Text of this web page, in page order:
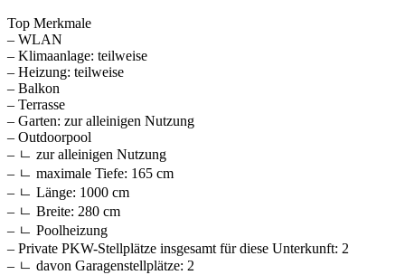
Top Merkmale
– WLAN
– Klimaanlage: teilweise
– Heizung: teilweise
– Balkon
– Terrasse
– Garten: zur alleinigen Nutzung
– Outdoorpool
– ㄴ zur alleinigen Nutzung
– ㄴ maximale Tiefe: 165 cm
– ㄴ Länge: 1000 cm
– ㄴ Breite: 280 cm
– ㄴ Poolheizung
– Private PKW-Stellplätze insgesamt für diese Unterkunft: 2
– ㄴ davon Garagenstellplätze: 2